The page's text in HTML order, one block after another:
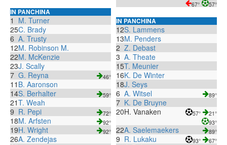
IN PANCHINA
1 M. Turner
25C. Brady
6 A. Trusty
12M. Robinson M.
22M. McKenzie
23J. Scally
7 G. Reyna 46°
11 B. Aaronson
14S. Berhalter 59°
21T. Weah
9 R. Pepi 72°
18M. Arfsten 92°
19H. Wright 92°
26A. Zendejas
67°
57°
IN PANCHINA
12S. Lammens
13M. Penders
2 Z. Debast
3 A. Theate
15T. Meunier
16K. De Winter
18J. Seys
6 A. Witsel 89°
7 K. De Bruyne
20H. Vanaken 57°
21°
93°
22A. Saelemaekers 89°
9 R. Lukaku 93° 67°